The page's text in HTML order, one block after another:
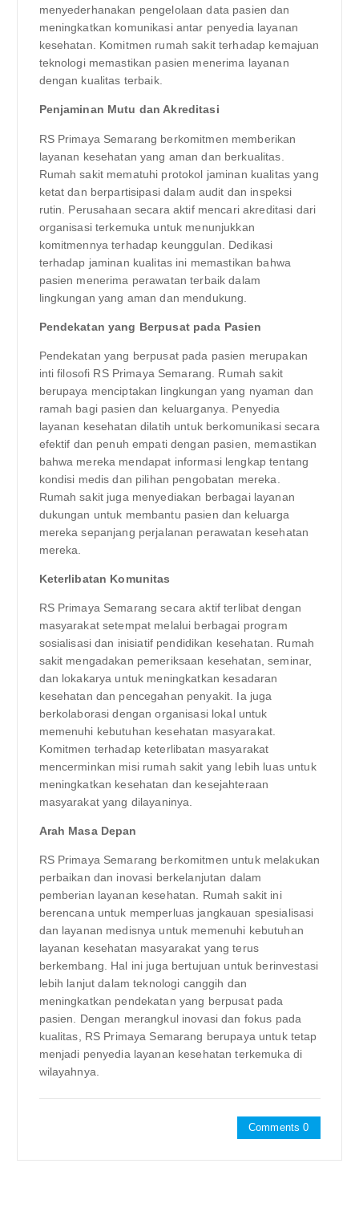
menyederhanakan pengelolaan data pasien dan
meningkatkan komunikasi antar penyedia layanan
kesehatan. Komitmen rumah sakit terhadap kemajuan
teknologi memastikan pasien menerima layanan
dengan kualitas terbaik.
Penjaminan Mutu dan Akreditasi
RS Primaya Semarang berkomitmen memberikan
layanan kesehatan yang aman dan berkualitas.
Rumah sakit mematuhi protokol jaminan kualitas yang
ketat dan berpartisipasi dalam audit dan inspeksi
rutin. Perusahaan secara aktif mencari akreditasi dari
organisasi terkemuka untuk menunjukkan
komitmennya terhadap keunggulan. Dedikasi
terhadap jaminan kualitas ini memastikan bahwa
pasien menerima perawatan terbaik dalam
lingkungan yang aman dan mendukung.
Pendekatan yang Berpusat pada Pasien
Pendekatan yang berpusat pada pasien merupakan
inti filosofi RS Primaya Semarang. Rumah sakit
berupaya menciptakan lingkungan yang nyaman dan
ramah bagi pasien dan keluarganya. Penyedia
layanan kesehatan dilatih untuk berkomunikasi secara
efektif dan penuh empati dengan pasien, memastikan
bahwa mereka mendapat informasi lengkap tentang
kondisi medis dan pilihan pengobatan mereka.
Rumah sakit juga menyediakan berbagai layanan
dukungan untuk membantu pasien dan keluarga
mereka sepanjang perjalanan perawatan kesehatan
mereka.
Keterlibatan Komunitas
RS Primaya Semarang secara aktif terlibat dengan
masyarakat setempat melalui berbagai program
sosialisasi dan inisiatif pendidikan kesehatan. Rumah
sakit mengadakan pemeriksaan kesehatan, seminar,
dan lokakarya untuk meningkatkan kesadaran
kesehatan dan pencegahan penyakit. Ia juga
berkolaborasi dengan organisasi lokal untuk
memenuhi kebutuhan kesehatan masyarakat.
Komitmen terhadap keterlibatan masyarakat
mencerminkan misi rumah sakit yang lebih luas untuk
meningkatkan kesehatan dan kesejahteraan
masyarakat yang dilayaninya.
Arah Masa Depan
RS Primaya Semarang berkomitmen untuk melakukan
perbaikan dan inovasi berkelanjutan dalam
pemberian layanan kesehatan. Rumah sakit ini
berencana untuk memperluas jangkauan spesialisasi
dan layanan medisnya untuk memenuhi kebutuhan
layanan kesehatan masyarakat yang terus
berkembang. Hal ini juga bertujuan untuk berinvestasi
lebih lanjut dalam teknologi canggih dan
meningkatkan pendekatan yang berpusat pada
pasien. Dengan merangkul inovasi dan fokus pada
kualitas, RS Primaya Semarang berupaya untuk tetap
menjadi penyedia layanan kesehatan terkemuka di
wilayahnya.
Comments 0